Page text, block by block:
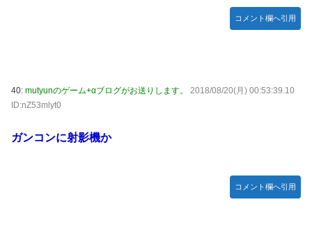
コメント欄へ引用
40: mutyunのゲーム+αブログがお送りします。
2018/08/20(月) 00:53:39.10
ID:nZ53mlyt0
ガンコンに射影機か
コメント欄へ引用